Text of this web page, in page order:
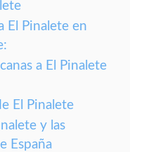
El Pinalete en
a El Pinalete
El Pinalete
y las
España